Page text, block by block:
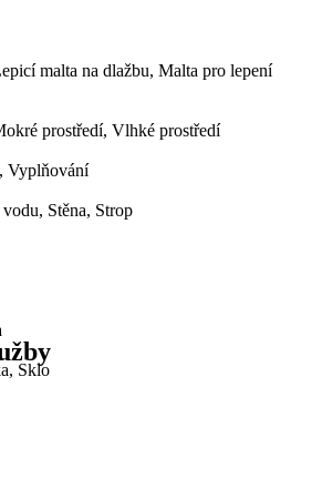
malta na dlažbu, Malta pro lepení
prostředí, Vlhké prostředí
Vyplňování
Stěna, Strop
Sklo